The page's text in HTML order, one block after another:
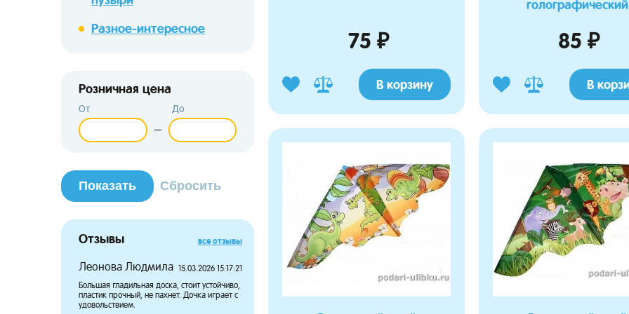
Разное-интересное
Розничная цена
От
—
До
Отзывы все отзывы
Леонова Людмила 15.03.2026 15:17:21
Большая гладильная доска, стоит устойчиво,
пластик прочный, не пахнет. Дочка играет с
удовольствием.
Потапова Марина
чтобы носить в кенгуру и мы остались
Журавлева Роза
24.02.2026 20:05:01
отлично вписался, боковушки на матрасике
75 ₽
В корзину
голографический
85 ₽
В